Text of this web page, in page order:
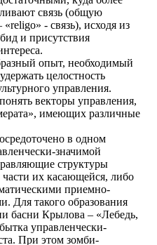
связь (общую
- связь), исходя из
и присутствия
опыт, необходимый
целостность
управления.
векторы управления,
имеющих различные
в одном
значимой
структуры
их касающейся, либо
приемно-
Для такого образования
басни Крылова – «Лебедь,
управленчески-
При этом зомби-